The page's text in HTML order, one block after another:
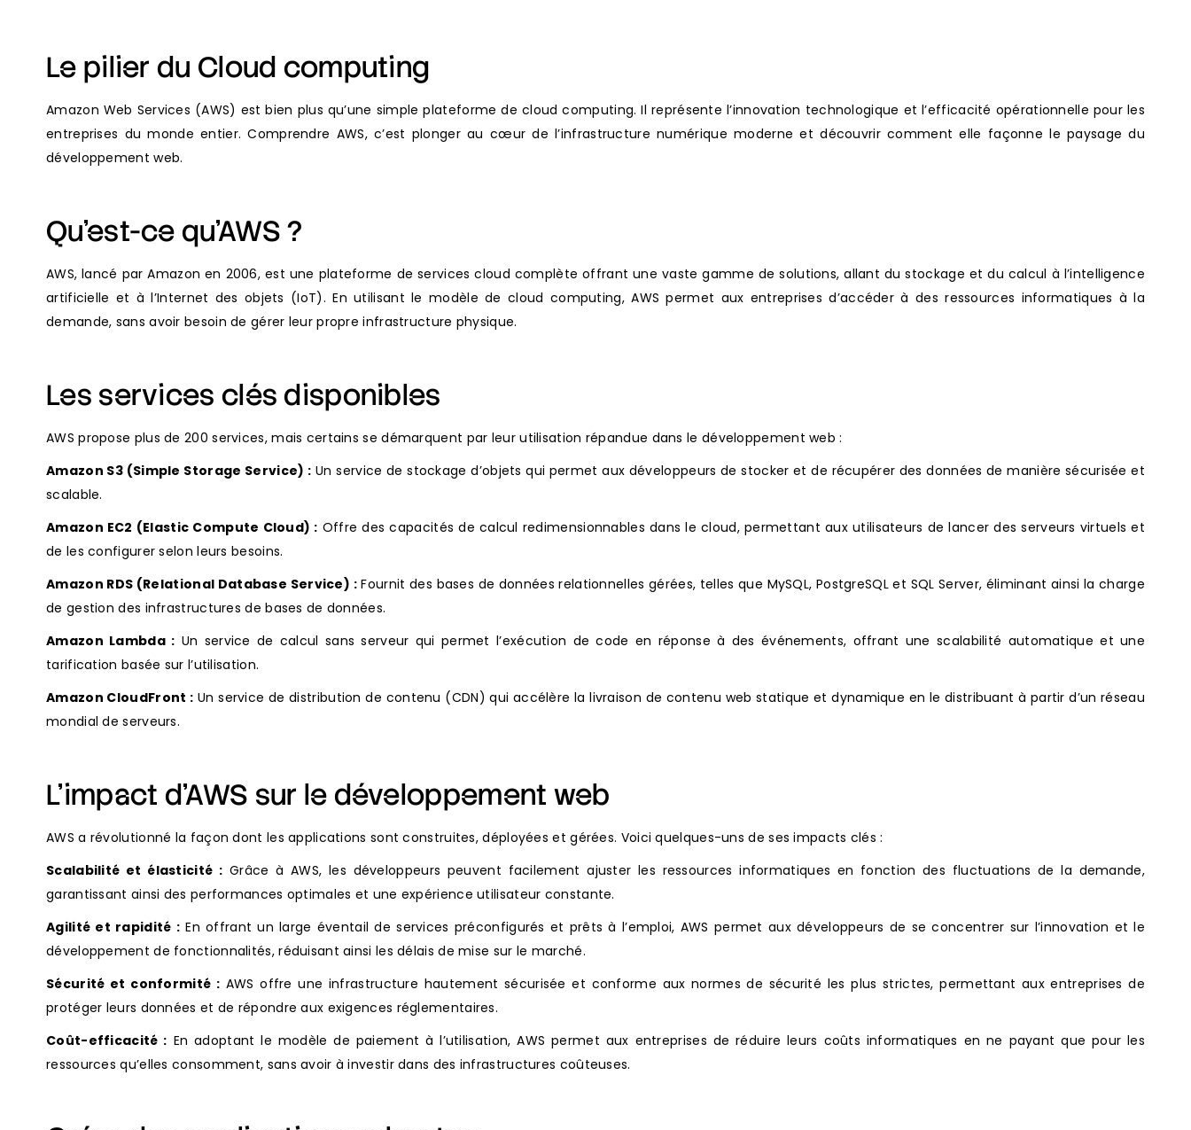
Le pilier du Cloud computing
Amazon Web Services (AWS) est bien plus qu’une simple plateforme de cloud computing. Il représente l’innovation technologique et l’efficacité opérationnelle pour les
entreprises du monde entier. Comprendre AWS, c’est plonger au cœur de l’infrastructure numérique moderne et découvrir comment elle façonne le paysage du
développement web.
Qu’est-ce qu’AWS ?
AWS, lancé par Amazon en 2006, est une plateforme de services cloud complète offrant une vaste gamme de solutions, allant du stockage et du calcul à l’intelligence
artificielle et à l’Internet des objets (IoT). En utilisant le modèle de cloud computing, AWS permet aux entreprises d’accéder à des ressources informatiques à la
demande, sans avoir besoin de gérer leur propre infrastructure physique.
Les services clés disponibles
AWS propose plus de 200 services, mais certains se démarquent par leur utilisation répandue dans le développement web :
Amazon S3 (Simple Storage Service) : Un service de stockage d’objets qui permet aux développeurs de stocker et de récupérer des données de manière sécurisée et
scalable.
Amazon EC2 (Elastic Compute Cloud) : Offre des capacités de calcul redimensionnables dans le cloud, permettant aux utilisateurs de lancer des serveurs virtuels et
de les configurer selon leurs besoins.
Amazon RDS (Relational Database Service) :Fournit des bases de données relationnelles gérées, telles que MySQL, PostgreSQL et SQL Server, éliminant ainsi la charge
de gestion des infrastructures de bases de données.
Amazon Lambda : Un service de calcul sans serveur qui permet l’exécution de code en réponse à des événements, offrant une scalabilité automatique et une
tarification basée sur l’utilisation.
Amazon CloudFront : Un service de distribution de contenu (CDN) qui accélère la livraison de contenu web statique et dynamique en le distribuant à partir d’un réseau
mondial de serveurs.
L’impact d’AWS sur le développement web
AWS a révolutionné la façon dont les applications sont construites, déployées et gérées. Voici quelques-uns de ses impacts clés :
Scalabilité et élasticité : Grâce à AWS, les développeurs peuvent facilement ajuster les ressources informatiques en fonction des fluctuations de la demande,
garantissant ainsi des performances optimales et une expérience utilisateur constante.
Agilité et rapidité : En offrant un large éventail de services préconfigurés et prêts à l’emploi, AWS permet aux développeurs de se concentrer sur l’innovation et le
développement de fonctionnalités, réduisant ainsi les délais de mise sur le marché.
Sécurité et conformité : AWS offre une infrastructure hautement sécurisée et conforme aux normes de sécurité les plus strictes, permettant aux entreprises de
protéger leurs données et de répondre aux exigences réglementaires.
Coût-efficacité : En adoptant le modèle de paiement à l’utilisation, AWS permet aux entreprises de réduire leurs coûts informatiques en ne payant que pour les
ressources qu’elles consomment, sans avoir à investir dans des infrastructures coûteuses.